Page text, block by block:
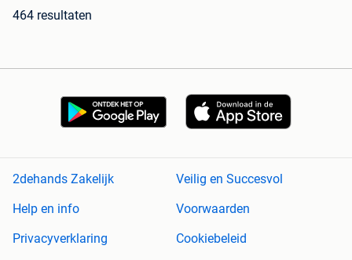
464 resultaten
2dehands Zakelijk
Veilig en Succesvol
Help en info
Voorwaarden
Privacyverklaring
Cookiebeleid